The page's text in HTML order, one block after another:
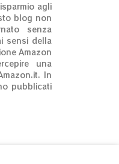
agli
blog non
senza
sensi della
Amazon
una
In
pubblicati